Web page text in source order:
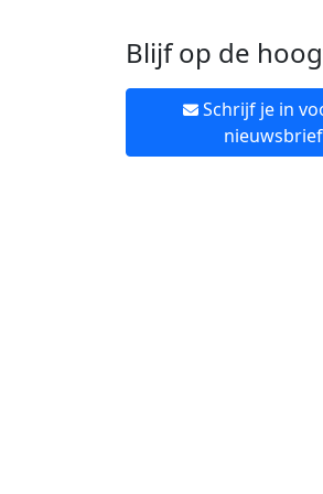
Blijf op de
Schrijf je in
nieuwsbrief